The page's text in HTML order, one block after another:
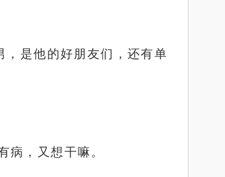
是他的好朋友们，还有单
病，又想干嘛。